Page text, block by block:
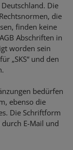
Die
die
finden keine
Abschriften in
worden sein
„SKS“ und den
bedürfen
ebenso die
Die Schriftform
E-Mail und